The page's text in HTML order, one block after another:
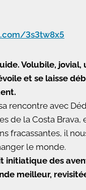
3s3tw8x5
Volubile, jovial,
et se laisse
rencontre avec
de la Costa Brava,
fracassantes, il
le monde.
initiatique des
meilleur,